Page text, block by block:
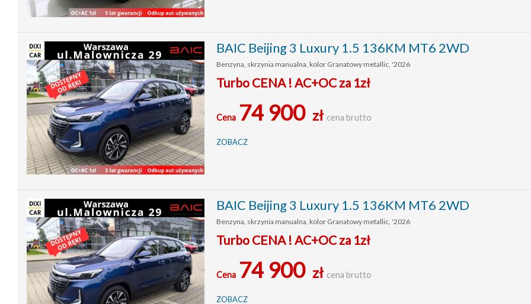
BAIC Beijing 3 Luxury 1.5 136KM MT6 2WD
Benzyna, skrzynia manualna, kolor Granatowy metallic, '2026
Turbo CENA ! AC+OC za 1zł
Cena 74 900 zł cena brutto
ZOBACZ
BAIC Beijing 3 Luxury 1.5 136KM MT6 2WD
Benzyna, skrzynia manualna, kolor Granatowy metallic, '2026
Turbo CENA ! AC+OC za 1zł
Cena 74 900 zł cena brutto
ZOBACZ